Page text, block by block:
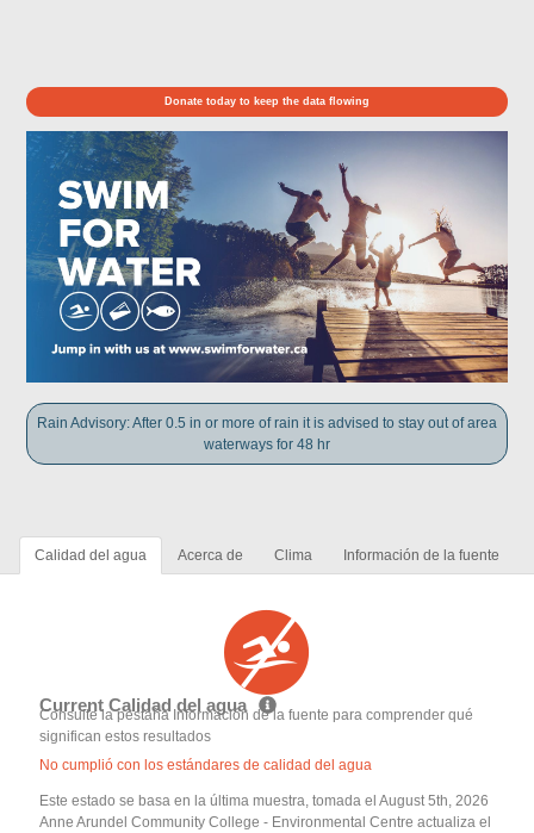
Donate today to keep the data flowing
Rain Advisory: After 0.5 in or more of rain it is advised to stay out of area
waterways for 48 hr
Calidad del agua Acerca de Clima Información de la fuente
Current Calidad del agua
Consulte la pestaña Información de la fuente para comprender qué
significan estos resultados
No cumplió con los estándares de calidad del agua
Este estado se basa en la última muestra, tomada el August 5th, 2026
Anne Arundel Community College - Environmental Centre actualiza el